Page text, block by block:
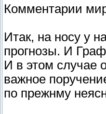
Комментарии
Итак, на носу у
прогнозы. И
И в этом случае
важное
по прежнму